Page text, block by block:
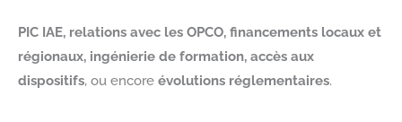
PIC IAE, relations avec les OPCO, financements locaux et
régionaux, ingénierie de formation, accès aux
dispositifs, ou encore évolutions réglementaires.